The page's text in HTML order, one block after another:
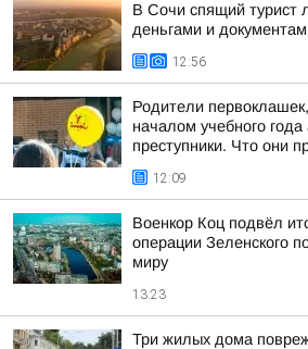
В Сочи спящий турист
деньгами и
12:56
Родители
началом учебного года
преступники. Что они
12:09
Военкор Коц подвёл
операции Зеленского
миру
13:23
Три жилых дома